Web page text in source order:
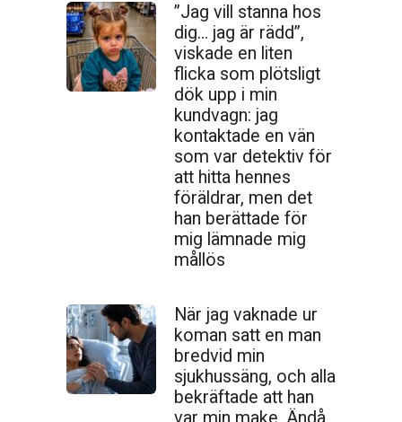
”Jag vill stanna hos
dig… jag är rädd”,
viskade en liten
flicka som plötsligt
dök upp i min
kundvagn: jag
kontaktade en vän
som var detektiv för
att hitta hennes
föräldrar, men det
han berättade för
mig lämnade mig
mållös
När jag vaknade ur
koman satt en man
bredvid min
sjukhussäng, och alla
bekräftade att han
var min make, Ändå